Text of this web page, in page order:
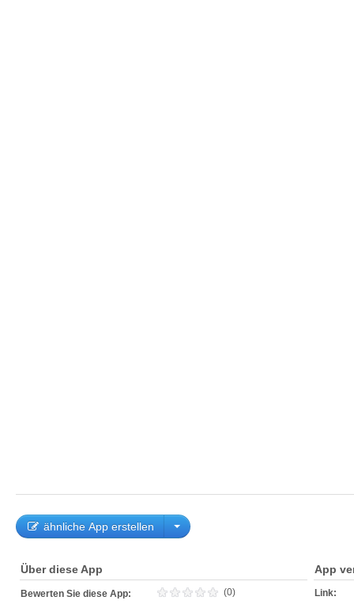
ähnliche App erstellen
Über diese App
Bewerten Sie diese App: (0)
App
Link: